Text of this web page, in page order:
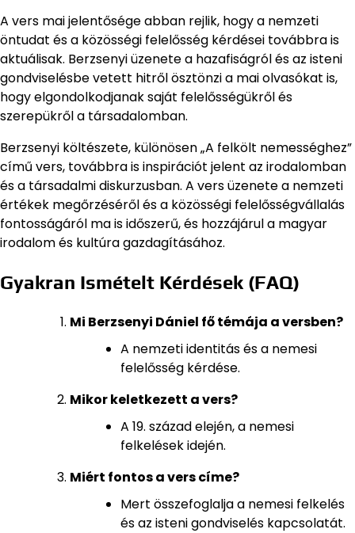
A vers mai jelentősége abban rejlik, hogy a nemzeti
öntudat és a közösségi felelősség kérdései továbbra is
aktuálisak. Berzsenyi üzenete a hazafiságról és az isteni
gondviselésbe vetett hitről ösztönzi a mai olvasókat is,
hogy elgondolkodjanak saját felelősségükről és
szerepükről a társadalomban.
Berzsenyi költészete, különösen „A felkölt nemességhez”
című vers, továbbra is inspirációt jelent az irodalomban
és a társadalmi diskurzusban. A vers üzenete a nemzeti
értékek megőrzéséről és a közösségi felelősségvállalás
fontosságáról ma is időszerű, és hozzájárul a magyar
irodalom és kultúra gazdagításához.
Gyakran Ismételt Kérdések (FAQ)
Mi Berzsenyi Dániel fő témája a versben?
A nemzeti identitás és a nemesi
felelősség kérdése.
Mikor keletkezett a vers?
A 19. század elején, a nemesi
felkelések idején.
Miért fontos a vers címe?
Mert összefoglalja a nemesi felkelés
és az isteni gondviselés kapcsolatát.